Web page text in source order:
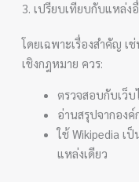
3. เปรียบเทียบกับแหล่ง
โดยเฉพาะเรื่องสำคัญ เ
เชิงกฎหมาย ควร:
ตรวจสอบกับเว็
อ่านสรุปจากอง
ใช้ Wikipedia เ
แหล่งเดียว